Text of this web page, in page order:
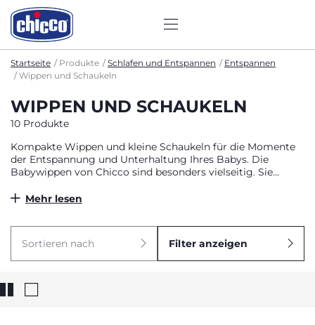
Startseite Produkte Schlafen und Entspannen
Entspannen
Wippen und Schaukeln
WIPPEN UND SCHAUKELN
10 Produkte
Kompakte Wippen und kleine Schaukeln für die Momente
der Entspannung und Unterhaltung Ihres Babys. Die
Babywippen von Chicco sind besonders vielseitig. Sie
Monaten verwendet werden; in einigen Fällen können sie
Mehr lesen
Sortieren nach Filter anzeigen